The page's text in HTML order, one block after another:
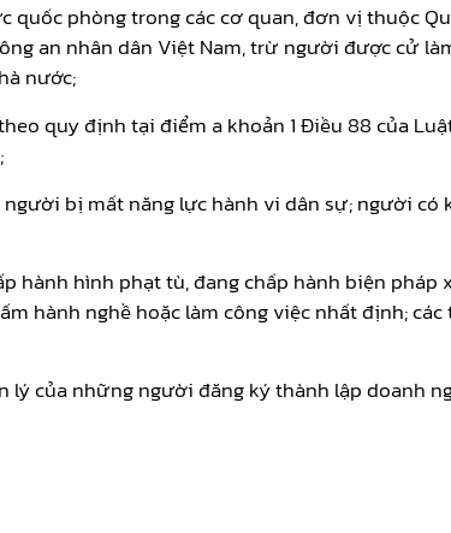
quốc phòng trong các cơ quan, đơn vị thuộc
an nhân dân Việt Nam, trừ người được cử
nước;
quy định tại điểm a khoản 1 Điều 88 của
bị mất năng lực hành vi dân sự; người
hành hình phạt tù, đang chấp hành biện
hành nghề hoặc làm công việc nhất định;
của những người đăng ký thành lập doanh